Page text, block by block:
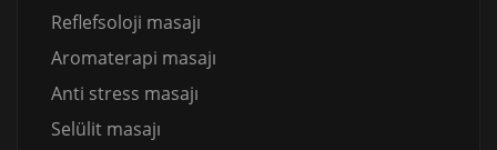
Reflefsoloji masajı
Aromaterapi masajı
Anti stress masajı
Selülit masajı